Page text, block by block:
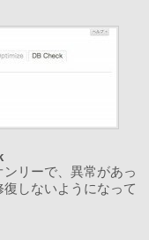
リーで、異常があっ
しないようになって